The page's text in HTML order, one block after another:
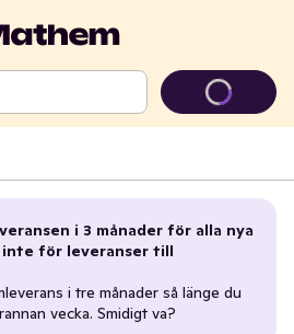
i 3 månader för alla nya
inte för leveranser till
i tre månader så länge du
vecka. Smidigt va?